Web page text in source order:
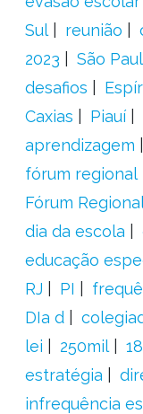
Sul
reunião
2023
São
desafios
Caxias
Piauí
aprendizagem
fórum regional
Fórum
dia da escola
educação
RJ
PI
DIa d
lei
250mil
estratégia
infrequência